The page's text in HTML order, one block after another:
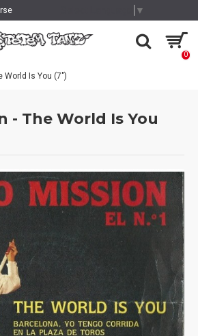
▼
0
World Is You (7")
- The World Is You